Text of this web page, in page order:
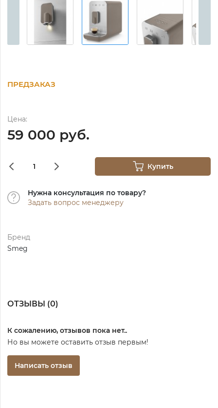
ПРЕДЗАКАЗ
Цена:
59 000 руб.
Купить
Нужна консультация по товару?
Задать вопрос менеджеру
Бренд
Smeg
ОТЗЫВЫ (0)
К сожалению, отзывов пока нет..
Но вы можете оставить отзыв первым!
Написать отзыв